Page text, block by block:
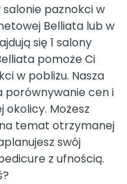
paznokci w
Belliata lub w
się 1 salony
pomoże Ci
w pobliżu. Nasza
porównywanie cen i
okolicy. Możesz
temat otrzymanej
swój
z ufnością.